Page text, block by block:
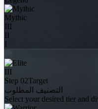
Mythic
III
II
I
III
Step 02Target
التصنيف المطلوب
Select your desired tier and